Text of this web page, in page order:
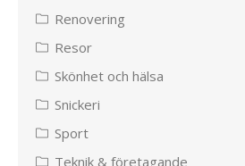
Renovering
Resor
Skönhet och hälsa
Snickeri
Sport
Teknik & företagande